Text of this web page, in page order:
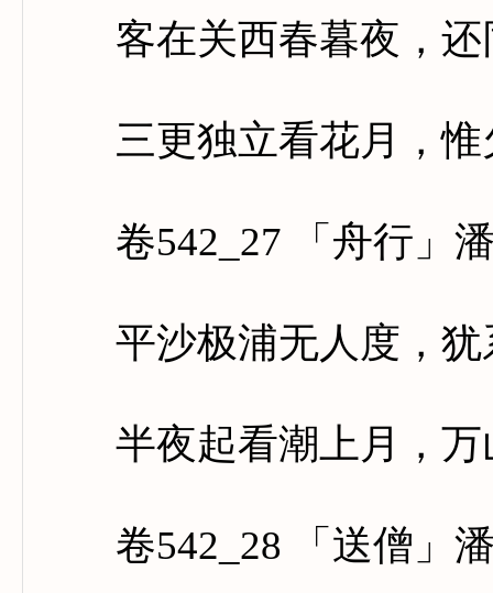
客在关西春暮夜，还
三更独立看花月，惟
卷542_27 「舟行」
平沙极浦无人度，犹
半夜起看潮上月，万
卷542_28 「送僧」